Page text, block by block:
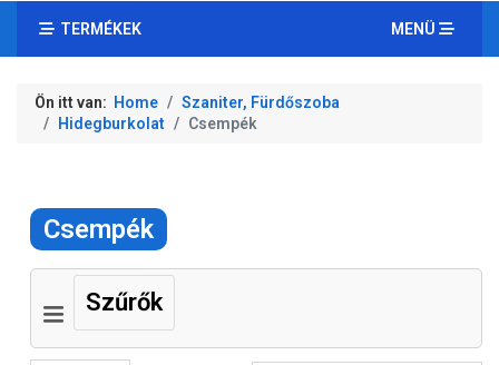
TERMÉKEK MENÜ
Ön itt van: Home
Szaniter, Fürdőszoba
Hidegburkolat
Csempék
Csempék
Szűrők